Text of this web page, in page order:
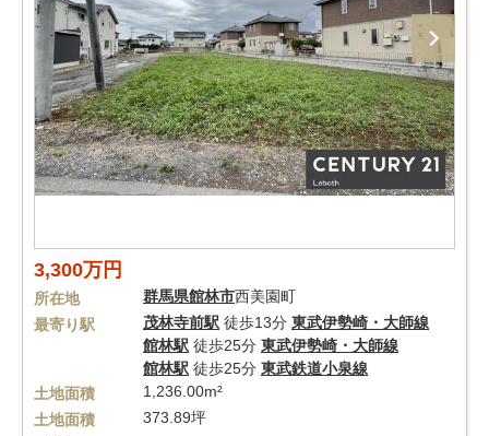
3,300万円
所在地 群馬県館林市西美園町
最寄り駅
茂林寺前駅 徒歩13分 東武伊勢崎・大師線
館林駅 徒歩25分 東武伊勢崎・大師線
館林駅 徒歩25分 東武鉄道小泉線
土地面積
1,236.00m²
土地面積
373.89坪